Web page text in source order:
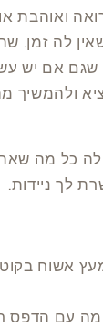
ואוהבת
לה זמן.
שגם אם יש
ולהמשיך
כל מה שאת
לך ניידות.
עם הדפס